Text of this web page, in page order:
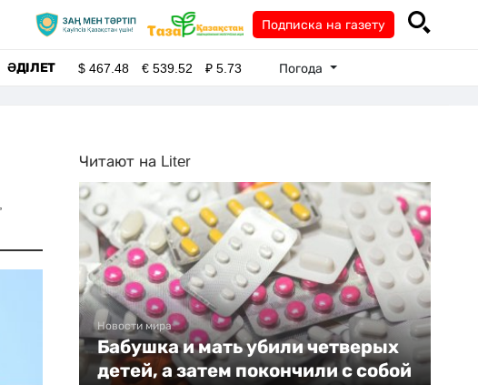
Подписка на газету
ӘДІЛЕТ $467.48 €539.52 ₽5.73 Погода
Читают на Liter
Новости мира
Бабушка и мать убили четверых
детей, а затем покончили с собой